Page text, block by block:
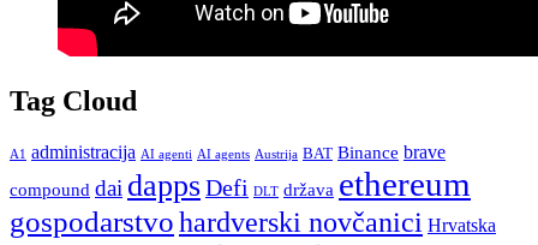
Tag Cloud
A1 administracija AI agenti AI agents Austrija BAT Binance brave
compound dai dappsDefi DLT država ethereum
gospodarstvohardverski novčanici Hrvatska